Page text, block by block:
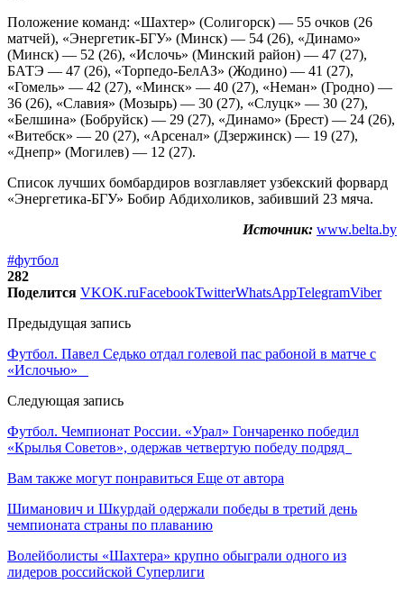
Положение команд: «Шахтер» (Солигорск) — 55 очков (26
матчей), «Энергетик-БГУ» (Минск) — 54 (26), «Динамо»
(Минск) — 52 (26), «Ислочь» (Минский район) — 47 (27),
БАТЭ — 47 (26), «Торпедо-БелАЗ» (Жодино) — 41 (27),
«Гомель» — 42 (27), «Минск» — 40 (27), «Неман» (Гродно) —
36 (26), «Славия» (Мозырь) — 30 (27), «Слуцк» — 30 (27),
«Белшина» (Бобруйск) — 29 (27), «Динамо» (Брест) — 24 (26),
«Витебск» — 20 (27), «Арсенал» (Дзержинск) — 19 (27),
«Днепр» (Могилев) — 12 (27).
Список лучших бомбардиров возглавляет узбекский форвард
«Энергетика-БГУ» Бобир Абдихоликов, забивший 23 мяча.
Источник: www.belta.by
#футбол
282
Поделится VKOK.ruFacebookTwitterWhatsAppTelegramViber
Предыдущая запись
Футбол. Павел Седько отдал голевой пас рабоной в матче с
«Ислочью»
Следующая запись
Футбол. Чемпионат России. «Урал» Гончаренко победил
«Крылья Советов», одержав четвертую победу подряд
Вам также могут понравиться Еще от автора
Шиманович и Шкурдай одержали победы в третий день
чемпионата страны по плаванию
Волейболисты «Шахтера» крупно обыграли одного из
лидеров российской Суперлиги